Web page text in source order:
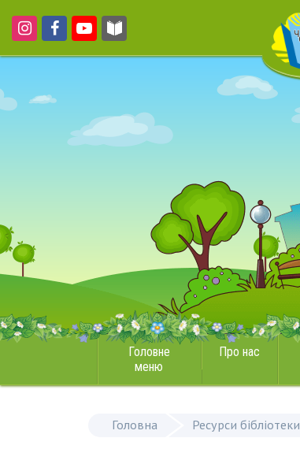
Головне
меню
Про нас
Головна Ресурси бібліотеки